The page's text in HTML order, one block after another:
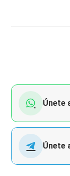
Únete
Únete